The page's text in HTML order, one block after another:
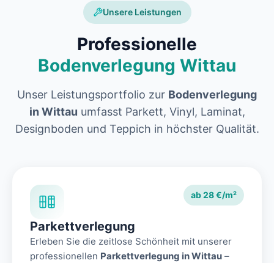
Unsere Leistungen
Professionelle
Bodenverlegung Wittau
Unser Leistungsportfolio zur Bodenverlegung
in Wittau umfasst Parkett, Vinyl, Laminat,
Designboden und Teppich in höchster Qualität.
ab 28 €/m²
Parkettverlegung
Erleben Sie die zeitlose Schönheit mit unserer
professionellen Parkettverlegung in Wittau –